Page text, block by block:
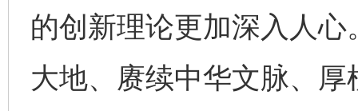
的创新理论更加深入人心
大地、赓续中华文脉、